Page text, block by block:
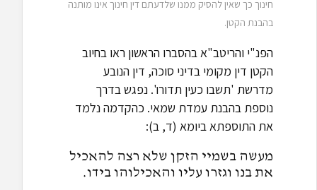
חינוך כך שאין להסיק ממנו שלדעתם דין חינוך אינו מותנה
בהבנת הקטן.
הפנ"י והריטב"א בהסברו הראשון ראו בחיוב
הקטן דין מקומי בדיני סוכה, דין הנובע
מדרשת 'תשבו כעין תדורו'. נפגש בדרך
נוספת בהבנת עמדת שמאי. כהקדמה נלמד
את התוספתא ביומא (ד, ב):
מעשה בשמיי הזקן שלא רצה להאכיל
את בנו וגזרו עליו והאכילוהו בידו.